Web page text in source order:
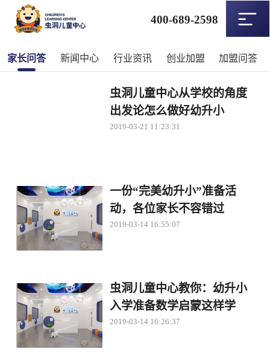
400-689-2598
家长问答 新闻中心 行业资讯 创业加盟 加盟问答
虫洞儿童中心从学校的角度
出发论怎么做好幼升小
2019-03-21 11:23:31
一份“完美幼升小”准备活
动，各位家长不容错过
2019-03-14 16:55:07
虫洞儿童中心教你：幼升小
入学准备数学启蒙这样学
2019-03-14 16:26:37